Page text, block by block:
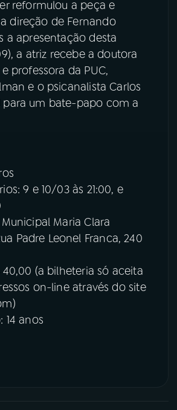
reformulou a peça e
direção de Fernando
a apresentação desta
a atriz recebe a doutora
professora da PUC,
e o psicanalista Carlos
para um bate-papo com a
9 e 10/03 às 21:00, e
Maria Clara
Padre Leonel Franca, 240
40,00 (a bilheteria só aceita
on-line através do site
14 anos